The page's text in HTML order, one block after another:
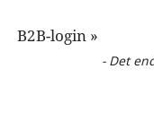
B2B-login »
- Det